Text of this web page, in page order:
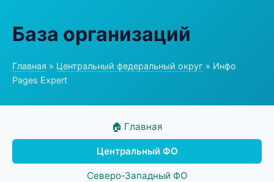
База организаций
Главная » Центральный федеральный округ » Инфо
Pages Expert
🏠 Главная
Центральный ФО
Северо-Западный ФО